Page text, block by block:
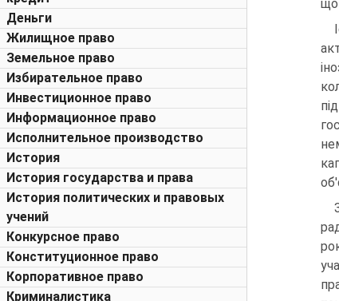
Деньги
Жилищное право
Земельное право
Избирательное право
Инвестиционное право
Информационное право
Исполнительное производство
История
История государства и права
История политических и правовых
учений
Конкурсное право
Конституционное право
Корпоративное право
Криминалистика
що